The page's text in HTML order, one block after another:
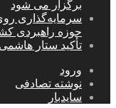
برگزار می شود
حوزه راهبردی
تأکید ستار
ورود
نوشته تصادفی
سایدبار